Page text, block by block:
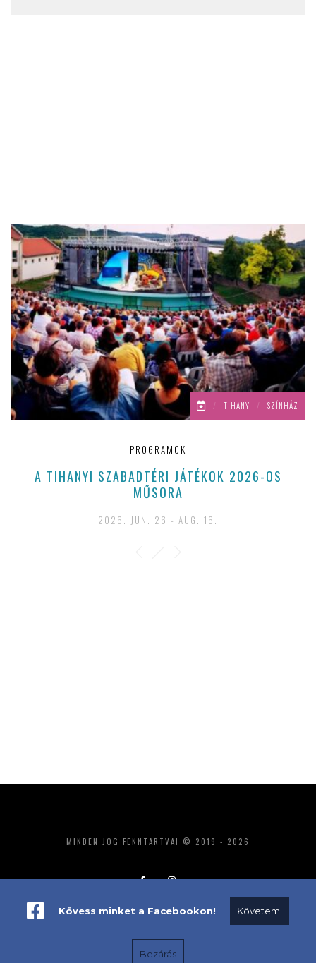
/ TIHANY / SZÍNHÁZ
PROGRAMOK
A TIHANYI SZABADTÉRI JÁTÉKOK 2026-OS
MŰSORA
2026. JUN. 26 - AUG. 16.
MINDEN JOG FENNTARTVA! © 2019 - 2026
ADATKEZELÉS IMPRESSZUM MÉDIAAJÁNLAT
Kövess minket a Facebookon! Követem!
Bezárás